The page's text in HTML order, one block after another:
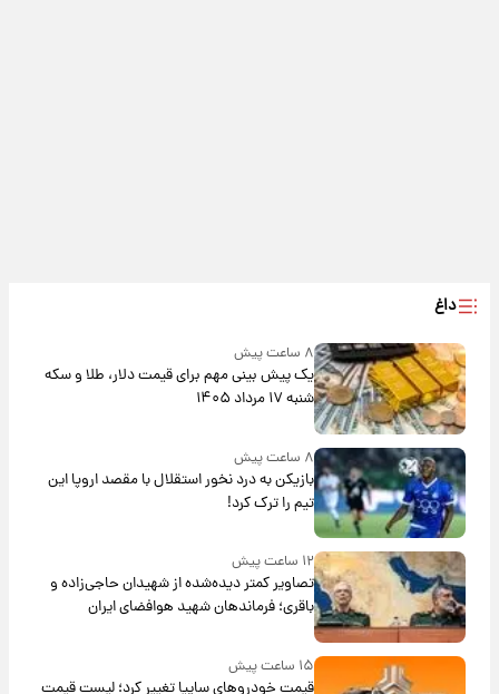
داغ
۸ ساعت پیش
یک پیش ‌بینی مهم برای قیمت دلار، طلا و سکه
شنبه ۱۷ مرداد ۱۴۰۵
۸ ساعت پیش
بازیکن به درد نخور استقلال با مقصد اروپا این
تیم را ترک کرد!
۱۲ ساعت پیش
تصاویر کمتر دیده‌شده از شهیدان حاجی‌زاده و
باقری؛ فرماندهان شهید هوافضای ایران
۱۵ ساعت پیش
قیمت خودروهای سایپا تغییر کرد؛ لیست قیمت